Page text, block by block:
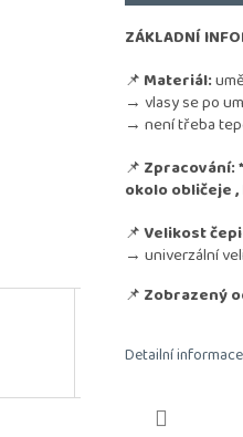
ZÁKLADNÍ
📌 Materiál:
→ vlasy se po
→ není třeba
📌 Zpracování:
okolo obličeje
📌Velikost
→ univerzální
📌 Zobrazený
Detailní informace